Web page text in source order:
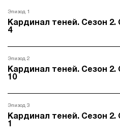
Эпизод 1
Кардинал теней. Сезон 2.
4
Эпизод 2
Кардинал теней. Сезон 2.
10
Эпизод 3
Кардинал теней. Сезон 2.
1